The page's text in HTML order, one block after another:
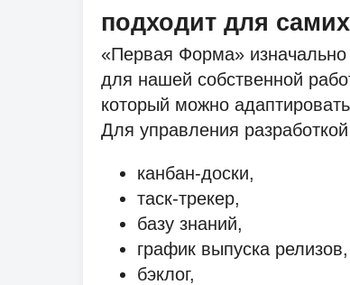
подходит для
«Первая Форма»
для нашей собственной
который можно
Для управления
канбан-доски,
таск-трекер,
базу знаний,
график выпуска релизов,
бэклог,